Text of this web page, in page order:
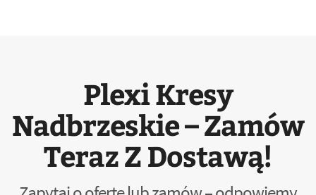
Plexi Kresy
Nadbrzeskie – Zamów
Teraz Z Dostawą!